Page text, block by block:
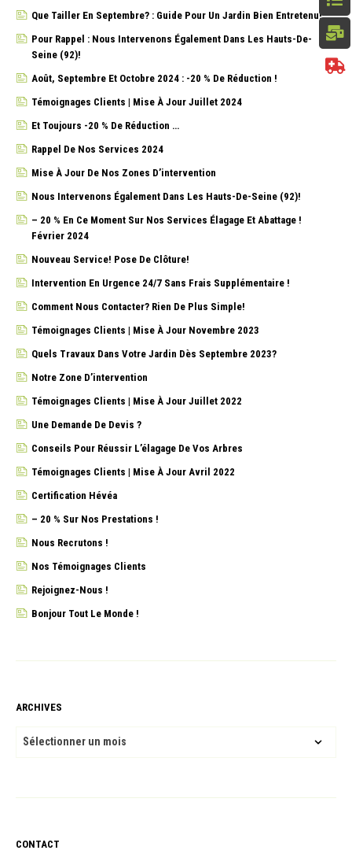
Que Tailler En Septembre? : Guide Pour Un Jardin Bien Entretenu!
Pour Rappel : Nous Intervenons Également Dans Les Hauts-De-
Seine (92)!
Août, Septembre Et Octobre 2024 : -20 % De Réduction !
Témoignages Clients | Mise À Jour Juillet 2024
Et Toujours -20 % De Réduction …
Rappel De Nos Services 2024
Mise À Jour De Nos Zones D’intervention
Nous Intervenons Également Dans Les Hauts-De-Seine (92)!
– 20 % En Ce Moment Sur Nos Services Élagage Et Abattage !
Février 2024
Nouveau Service! Pose De Clôture!
Intervention En Urgence 24/7 Sans Frais Supplémentaire !
Comment Nous Contacter? Rien De Plus Simple!
Témoignages Clients | Mise À Jour Novembre 2023
Quels Travaux Dans Votre Jardin Dès Septembre 2023?
Notre Zone D’intervention
Témoignages Clients | Mise À Jour Juillet 2022
Une Demande De Devis ?
Conseils Pour Réussir L’élagage De Vos Arbres
Témoignages Clients | Mise À Jour Avril 2022
Certification Hévéa
– 20 % Sur Nos Prestations !
Nous Recrutons !
Nos Témoignages Clients
Rejoignez-Nous !
Bonjour Tout Le Monde !
ARCHIVES
ARCHIVES
CONTACT